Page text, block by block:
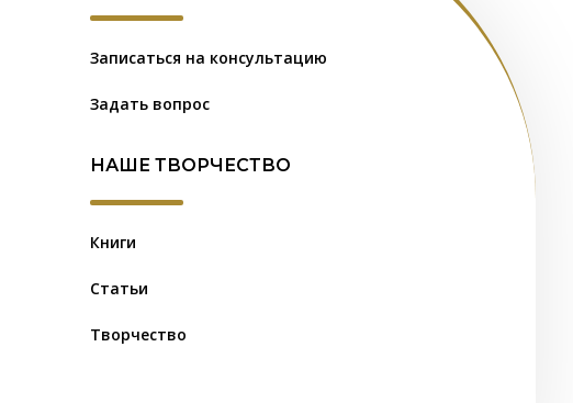
Записаться на консультацию
Задать вопрос
НАШЕ ТВОРЧЕСТВО
Книги
Статьи
Творчество